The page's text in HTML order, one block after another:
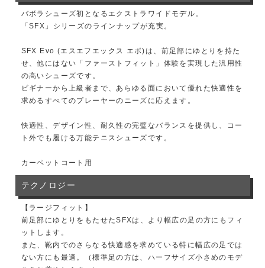
バボラシューズ初となるエクストラワイドモデル。
「SFX」シリーズのラインナップが充実。
SFX Evo (エスエフエックス エボ)は、前足部にゆとりを持た
せ、他にはない「ファーストフィット」体験を実現した汎用性
の高いシューズです。
ビギナーから上級者まで、あらゆる面において優れた快適性を
求めるすべてのプレーヤーのニーズに応えます。
快適性、デザイン性、耐久性の完璧なバランスを提供し、コー
ト外でも履ける万能テニスシューズです。
カーペットコート用
テクノロジー
【ラージフィット】
前足部にゆとりをもたせたSFXは、より幅広の足の方にもフィ
ットします。
また、靴内でのさらなる快適感を求めている特に幅広の足では
ない方にも最適。（標準足の方は、ハーフサイズ小さめのモデ